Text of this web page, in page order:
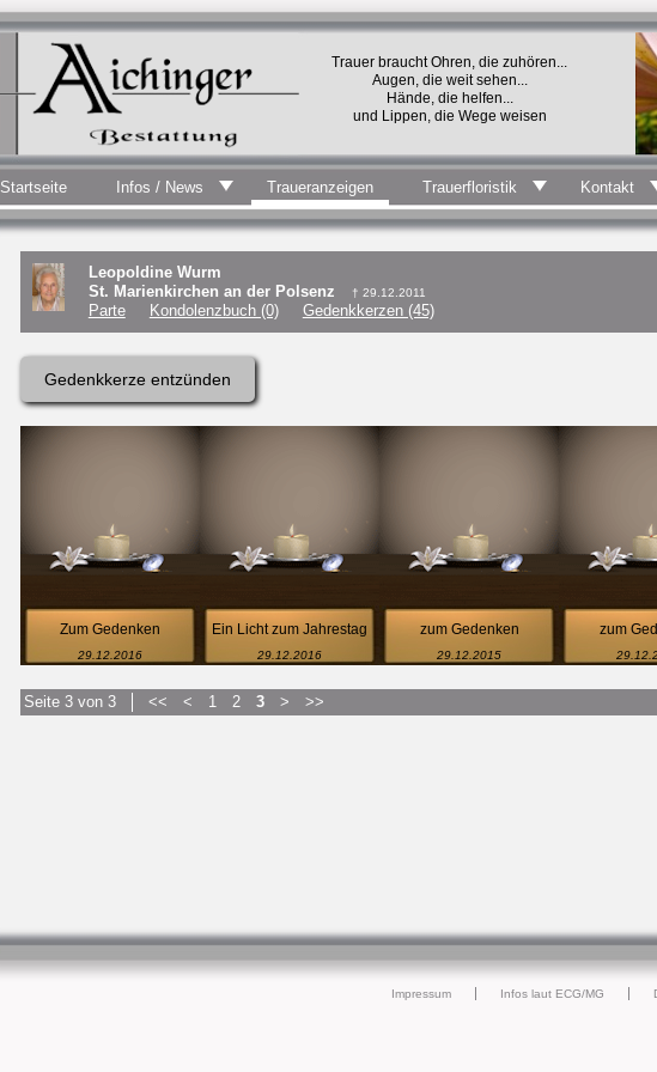
Startseite Infos / News Traueranzeigen Trauerfloristik Kontakt
Leopoldine Wurm
St. Marienkirchen an der Polsenz
† 29.12.2011
Parte
Kondolenzbuch (0) Gedenkkerzen (45)
Gedenkkerze entzünden
Zum Gedenken
29.12.2016
Ein Licht zum Jahrestag
29.12.2016
zum Gedenken
29.12.2015
zum
Seite 3 von 3 << < 1 2 3 > >>
Impressum Infos laut ECG/MG
Trauer braucht Ohren, die zuhören...
Augen, die weit sehen...
Hände, die helfen...
und Lippen, die Wege weisen